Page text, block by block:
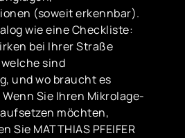
(soweit erkennbar).
wie eine Checkliste:
bei Ihrer Straße
sind
und wo braucht es
Sie Ihren Mikrolage-
möchten,
Sie MATTHIAS PFEIFER